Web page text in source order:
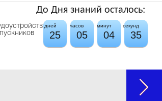
До Дня знаний осталось:
дней часов минут секунд
25 05 04 34